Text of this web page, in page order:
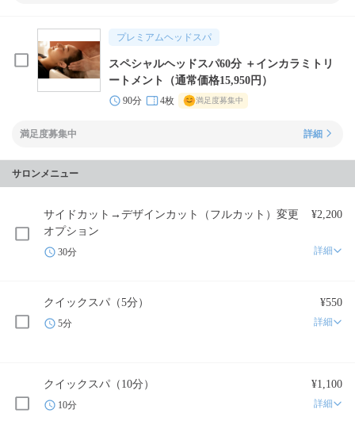
プレミアムヘッドスパ
スペシャルヘッドスパ60分 ＋インカラミトリ
ートメント（通常価格15,950円）
90分 4枚 満足度募集中
満足度募集中 詳細
サロンメニュー
サイドカット→デザインカット（フルカット）変更
オプション
¥2,200
30分 詳細
クイックスパ（5分） ¥550
5分 詳細
クイックスパ（10分） ¥1,100
10分 詳細